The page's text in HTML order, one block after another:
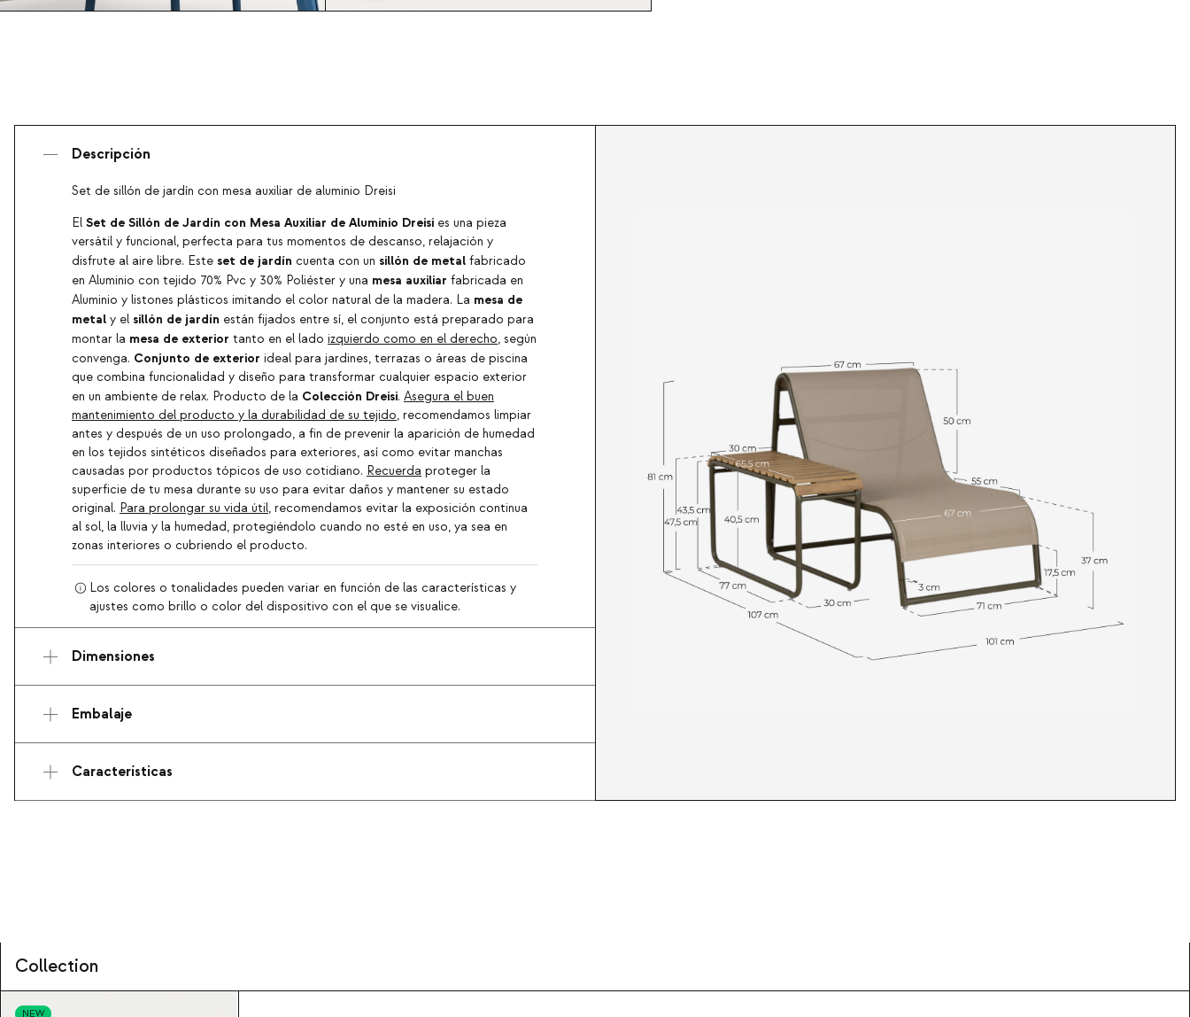
Descripción
Set de sillón de jardín con mesa auxiliar de aluminio Dreisi
El Set de Sillón de Jardín con Mesa Auxiliar de Aluminio Dreisi es una pieza
versátil y funcional, perfecta para tus momentos de descanso, relajación y
disfrute al aire libre. Este set de jardín cuenta con un sillón de metal fabricado
en Aluminio con tejido 70% Pvc y 30% Poliéster y una mesa auxiliar fabricada en
Aluminio y listones plásticos imitando el color natural de la madera. La mesa de
metal y el sillón de jardín están fijados entre sí, el conjunto está preparado para
montar la mesa de exterior tanto en el lado izquierdo como en el derecho, según
convenga. Conjunto de exterior ideal para jardines, terrazas o áreas de piscina
que combina funcionalidad y diseño para transformar cualquier espacio exterior
en un ambiente de relax. Producto de la Colección Dreisi. Asegura el buen
mantenimiento del producto y la durabilidad de su tejido, recomendamos limpiar
antes y después de un uso prolongado, a fin de prevenir la aparición de humedad
en los tejidos sintéticos diseñados para exteriores, así como evitar manchas
causadas por productos tópicos de uso cotidiano. Recuerda proteger la
superficie de tu mesa durante su uso para evitar daños y mantener su estado
original. Para prolongar su vida útil, recomendamos evitar la exposición continua
al sol, la lluvia y la humedad, protegiéndolo cuando no esté en uso, ya sea en
zonas interiores o cubriendo el producto.
Los colores o tonalidades pueden variar en función de las características y
ajustes como brillo o color del dispositivo con el que se visualice.
Dimensiones
Embalaje
Características
Collection
NEW